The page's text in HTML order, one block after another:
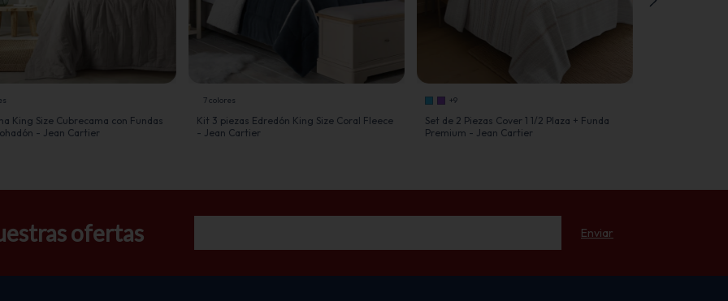
King Size Cubrecama con Fundas
- Jean Cartier
7 colores
Kit 3 piezas Edredón King Size Coral Fleece
- Jean Cartier
+9
Set de 2 Piezas Cover 1 1/2 Plaza + Funda
Premium - Jean Cartier
ofertas